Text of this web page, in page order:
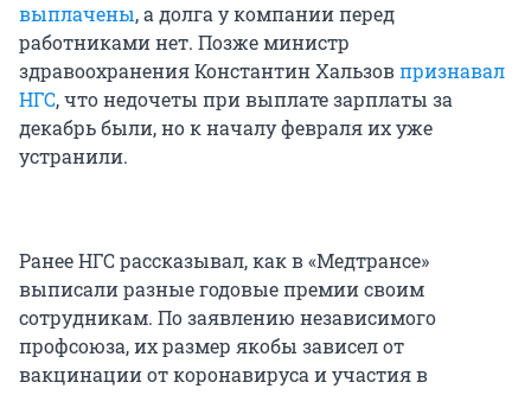
выплачены, а долга у компании перед
работниками нет. Позже министр
здравоохранения Константин Хальзовпризнавал
НГС, что недочеты при выплате зарплаты за
декабрь были, но к началу февраля их уже
устранили.
Ранее НГС рассказывал, как в «Медтрансе»
выписали разные годовые премии своим
сотрудникам. По заявлению независимого
профсоюза, их размер якобы зависел от
вакцинации от коронавируса и участия в